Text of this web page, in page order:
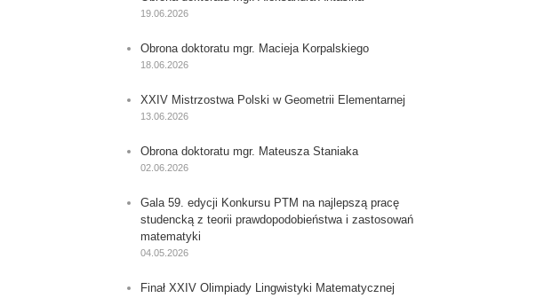
19.06.2026
Obrona doktoratu mgr. Macieja Korpalskiego
18.06.2026
XXIV Mistrzostwa Polski w Geometrii Elementarnej
13.06.2026
Obrona doktoratu mgr. Mateusza Staniaka
02.06.2026
Gala 59. edycji Konkursu PTM na najlepszą pracę
studencką z teorii prawdopodobieństwa i zastosowań
matematyki
04.05.2026
Finał XXIV Olimpiady Lingwistyki Matematycznej